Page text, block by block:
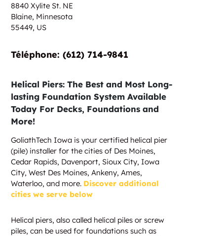
8840 Xylite St. NE
Blaine, Minnesota
55449, US
Téléphone: (612) 714-9841
Helical Piers: The Best and Most Long-
lasting Foundation System Available
Today For Decks, Foundations and
More!
GoliathTech Iowa is your certified helical pier
(pile) installer for the cities of Des Moines,
Cedar Rapids, Davenport, Sioux City, Iowa
City, West Des Moines, Ankeny, Ames,
Waterloo, and more. Discover additional
cities we serve below
Helical piers, also called helical piles or screw
piles, can be used for foundations such as